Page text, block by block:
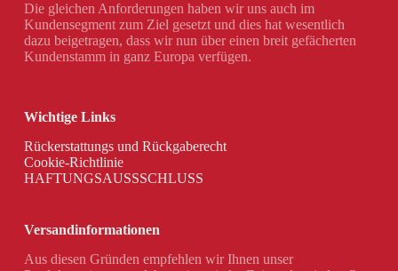
Die gleichen Anforderungen haben wir uns auch im
Kundensegment zum Ziel gesetzt und dies hat wesentlich
dazu beigetragen, dass wir nun über einen breit gefächerten
Kundenstamm in ganz Europa verfügen.
Wichtige Links
Rückerstattungs und Rückgaberecht
Cookie-Richtlinie
HAFTUNGSAUSSSCHLUSS
Versandinformationen
Aus diesen Gründen empfehlen wir Ihnen unser